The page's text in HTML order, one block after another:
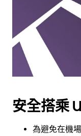
擇
日
期。
按
鈕
安全搭乘
為避免在機